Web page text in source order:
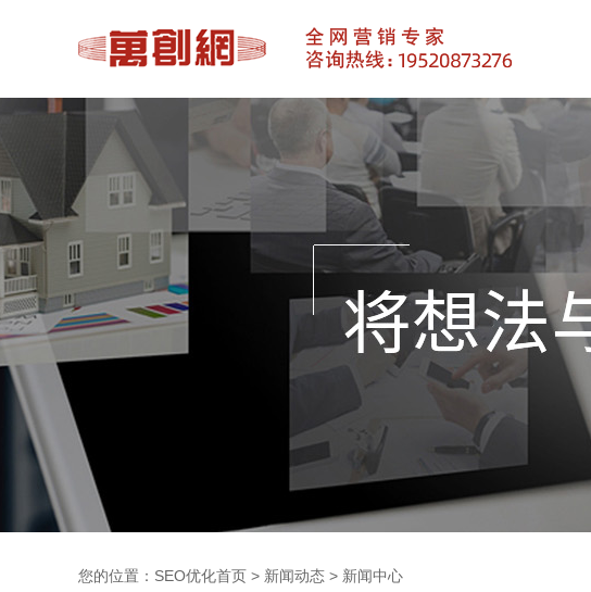
您的位置： SEO优化首页 > 新闻动态 > 新闻中心